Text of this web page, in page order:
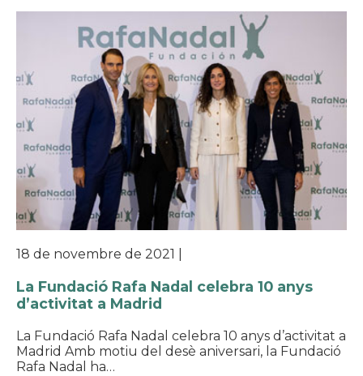
18 de novembre de 2021
La Fundació Rafa Nadal celebra 10 anys
d’activitat a Madrid
La Fundació Rafa Nadal celebra 10 anys d’activitat a
Madrid Amb motiu del desè aniversari, la Fundació
Rafa Nadal ha…